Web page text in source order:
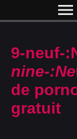
menu
9-neuf-
nine-
de
gratuit